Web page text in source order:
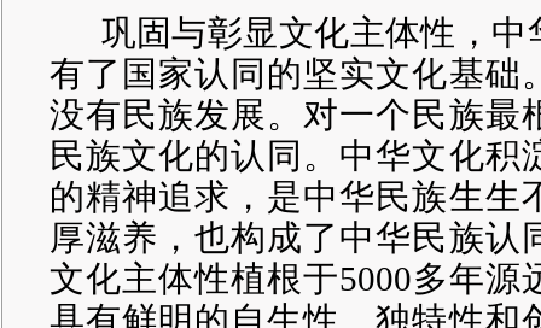
巩固与彰显文化主体性，
有了国家认同的坚实文化基础
没有民族发展。对一个民族最
民族文化的认同。中华文化积
的精神追求，是中华民族生生
厚滋养，也构成了中华民族认
文化主体性植根于5000多年源
具有鲜明的自生性、独特性和